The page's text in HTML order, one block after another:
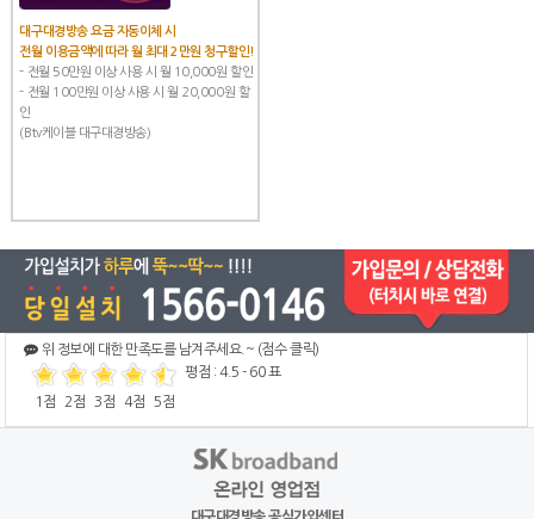
대구대경방송 요금 자동이체 시
전월 이용금액에 따라 월 최대 2만원 청구할인!
- 전월 50만원 이상 사용 시 월 10,000원 할인
- 전월 100만원 이상 사용 시 월 20,000원 할
인
(Btv케이블 대구대경방송)
위 정보에 대한 만족도를 남겨주세요.~ (점수 클릭)
평점 :4.5 - 60표
1점 2점 3점 4점 5점